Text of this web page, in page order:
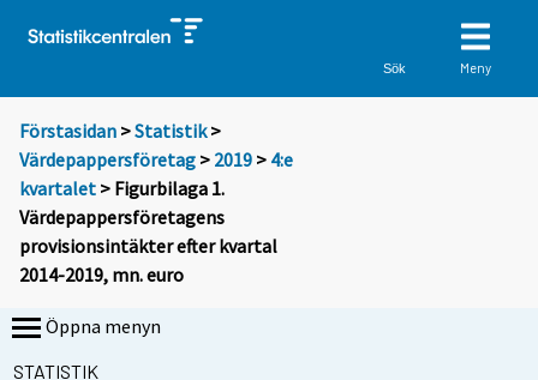
Sök Meny
Förstasidan >Statistik >
Värdepappersföretag > 2019 > 4:e
kvartalet > Figurbilaga 1.
Värdepappersföretagens
provisionsintäkter efter kvartal
2014-2019, mn. euro
Öppna menyn
STATISTIK